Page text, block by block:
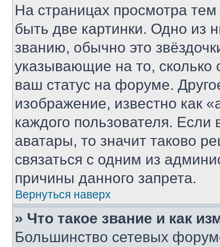
На страницах просмотра
быть две картинки. Одно из
званию, обычно это
указывающие на то,
ваш статус на форуме.
изображение, известно как
каждого пользователя.
аватары, то значит таково
связаться с одним из
причины данного запрета.
Вернуться наверх
» Что такое звание и как
Большинство сетевых